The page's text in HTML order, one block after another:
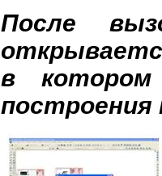
После
в
построения